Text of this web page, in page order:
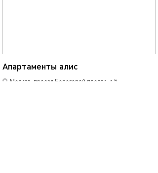
Апартаменты алис
Москва, проезд Береговой проезд, д.5